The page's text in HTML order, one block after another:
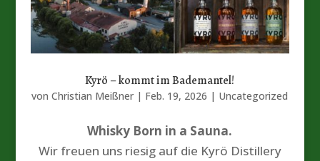
Kyrö – kommt im Bademantel!
vonChristian Meißner | Feb. 19, 2026 | Uncategorized
Whisky Born in a Sauna.
Wir freuen uns riesig auf die Kyrö Distillery